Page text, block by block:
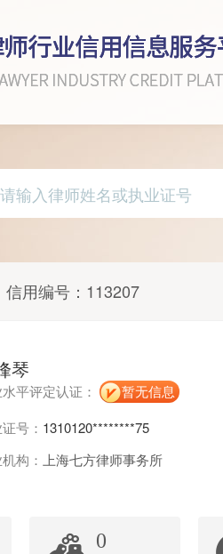
信用编号： 113207
琴
平评定认证：
暂无信息
号： 1310120********75
构： 上海七方律师事务所
0